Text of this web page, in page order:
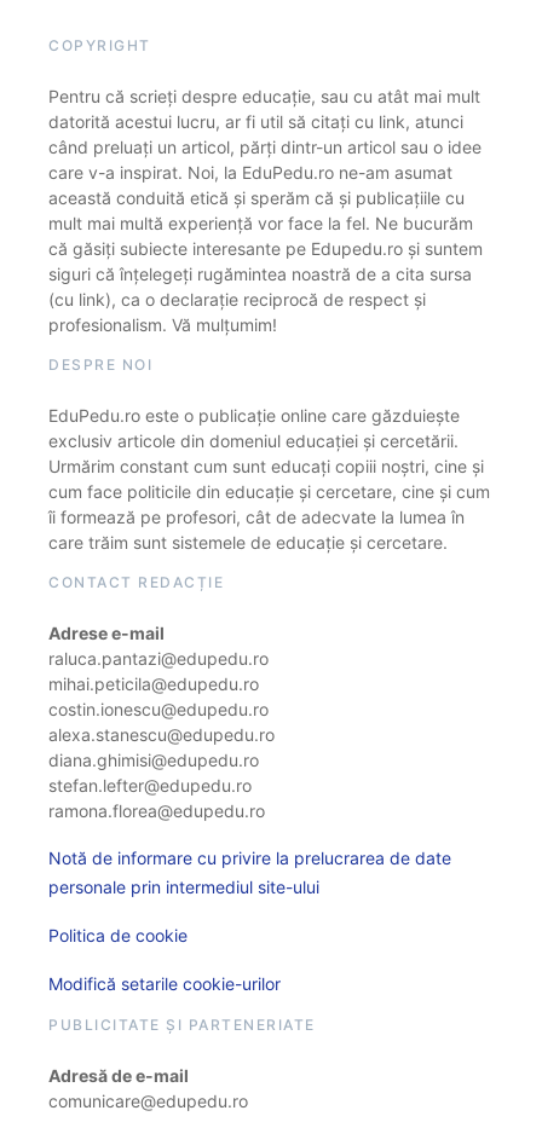
COPYRIGHT
Pentru că scrieți despre educație, sau cu atât mai mult
datorită acestui lucru, ar fi util să citați cu link, atunci
când preluați un articol, părți dintr-un articol sau o idee
care v-a inspirat. Noi, la EduPedu.ro ne-am asumat
această conduită etică și sperăm că și publicațiile cu
mult mai multă experiență vor face la fel. Ne bucurăm
că găsiți subiecte interesante pe Edupedu.ro și suntem
siguri că înțelegeți rugămintea noastră de a cita sursa
(cu link), ca o declarație reciprocă de respect și
profesionalism. Vă mulțumim!
DESPRE NOI
EduPedu.ro este o publicație online care găzduiește
exclusiv articole din domeniul educației și cercetării.
Urmărim constant cum sunt educați copiii noștri, cine și
cum face politicile din educație și cercetare, cine și cum
îi formează pe profesori, cât de adecvate la lumea în
care trăim sunt sistemele de educație și cercetare.
CONTACT REDACȚIE
Adrese e-mail
raluca.pantazi@edupedu.ro
mihai.peticila@edupedu.ro
costin.ionescu@edupedu.ro
alexa.stanescu@edupedu.ro
diana.ghimisi@edupedu.ro
stefan.lefter@edupedu.ro
ramona.florea@edupedu.ro
Notă de informare cu privire la prelucrarea de date
personale prin intermediul site-ului
Politica de cookie
Modifică setarile cookie-urilor
PUBLICITATE ȘI PARTENERIATE
Adresă de e-mail
comunicare@edupedu.ro